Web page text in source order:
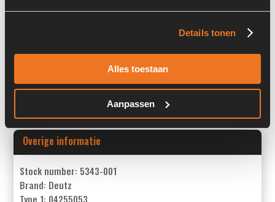
Details tonen
Alles toestaan
Aanpassen
Informatie
Past op de volgende machines:
Land:
Nederland
Overige informatie
Stock number: 5343-001
Brand: Deutz
Type 1: 04255053